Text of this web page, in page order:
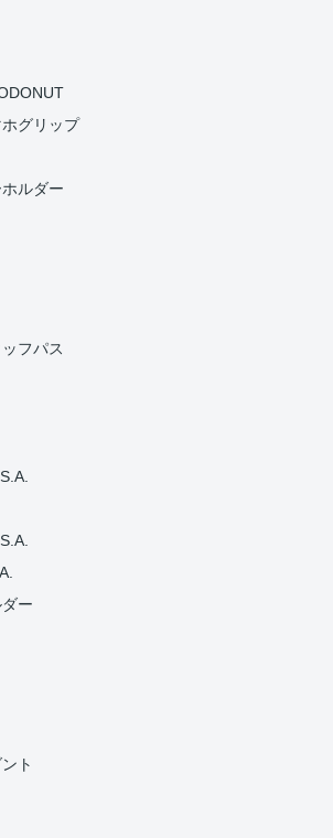
グリップ
ルダー
フパス
ー
ト